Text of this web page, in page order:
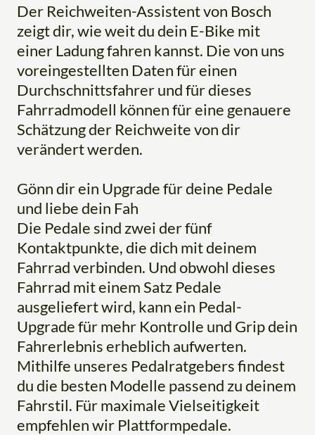
Der Reichweiten-Assistent von Bosch
zeigt dir, wie weit du dein E-Bike mit
einer Ladung fahren kannst. Die von uns
voreingestellten Daten für einen
Durchschnittsfahrer und für dieses
Fahrradmodell können für eine genauere
Schätzung der Reichweite von dir
verändert werden.
Gönn dir ein Upgrade für deine Pedale
und liebe dein Fah
Die Pedale sind zwei der fünf
Kontaktpunkte, die dich mit deinem
Fahrrad verbinden. Und obwohl dieses
Fahrrad mit einem Satz Pedale
ausgeliefert wird, kann ein Pedal-
Upgrade für mehr Kontrolle und Grip dein
Fahrerlebnis erheblich aufwerten.
Mithilfe unseres Pedalratgebers findest
du die besten Modelle passend zu deinem
Fahrstil. Für maximale Vielseitigkeit
empfehlen wir Plattformpedale.